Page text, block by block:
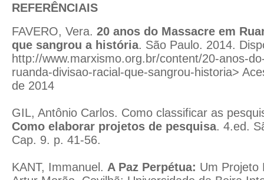
REFERÊNCIAIS
FAVERO, Vera. 20 anos do Massacre em
que sangrou a história. São Paulo. 2014.
http://www.marxismo.org.br/content/20-anos-
ruanda-divisao-racial-que-sangrou-historia>
de 2014
GIL, Antônio Carlos. Como classificar as
Como elaborar projetos de pesquisa. 4.ed.
Cap. 9. p. 41-56.
KANT, Immanuel. A Paz Perpétua: Um Projeto